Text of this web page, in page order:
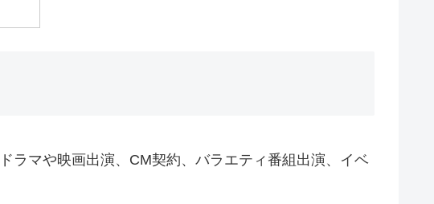
ラマや映画出演、CM契約、バラエティ番組出演、イベ